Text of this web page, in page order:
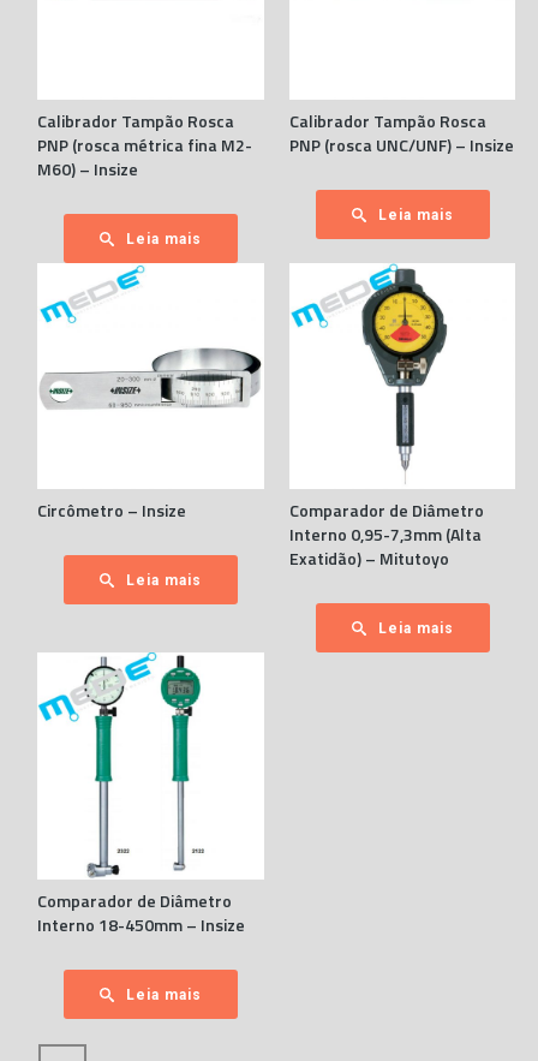
Calibrador Tampão Rosca
PNP (rosca métrica fina M2-
M60) – Insize
Leia mais
Calibrador Tampão Rosca
PNP (rosca UNC/UNF) – Insize
Leia mais
Circômetro – Insize
Leia mais
Comparador de Diâmetro
Interno 0,95-7,3mm (Alta
Exatidão) – Mitutoyo
Leia mais
Comparador de Diâmetro
Interno 18-450mm – Insize
Leia mais